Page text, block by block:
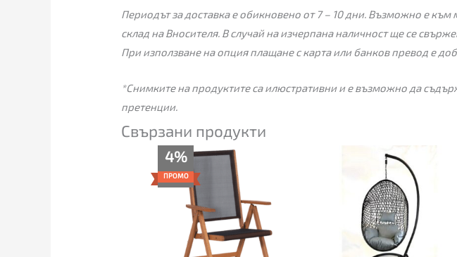
Периодът за доставка е обикновено от 7 – 10 дни. Възможно е
склад на Вносителя. В случай на изчерпана наличност ще се
При използване на опция плащане с карта или банков превод е
*Снимките на продуктите са илюстративни и е възможно да
претенции.
Свързани продукти
4%
ПРОМО
Price
range:
85.00€
through
89.00€